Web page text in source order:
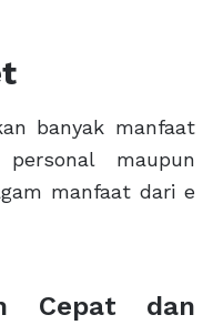
banyak manfaat
maupun
manfaat dari e
Cepat dan